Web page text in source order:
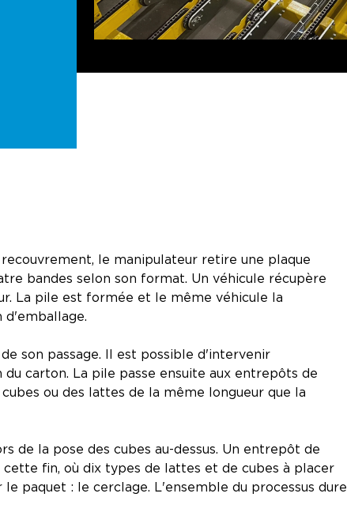
le manipulateur retire une plaque
bandes selon son format. Un véhicule récupère
La pile est formée et le même véhicule la
d'emballage.
son passage. Il est possible d'intervenir
carton. La pile passe ensuite aux entrepôts de
ou des lattes de la même longueur que la
de la pose des cubes au-dessus. Un entrepôt de
fin, où dix types de lattes et de cubes à placer
paquet : le cerclage. L'ensemble du processus dure